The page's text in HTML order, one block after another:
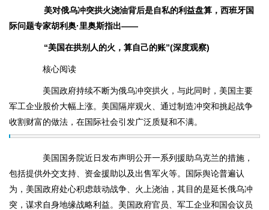
美对俄乌冲突拱火浇油背后是自私的利益盘算，西班牙国
际问题专家胡利奥·里奥斯指出——
“美国在拱别人的火，算自己的账”(深度观察)
核心阅读
美国政府持续不断为俄乌冲突拱火，与此同时，美国主要
军工企业股价大幅上涨。美国隔岸观火、通过制造冲突和挑起战争
收割财富的做法，在国际社会引发广泛质疑和不满。
美国国务院近日发布声明公开一系列援助乌克兰的措施，
包括提供外交支持、资金援助以及出售军火等。国际舆论普遍认
为，美国政府处心积虑鼓动战争、火上浇油，其目的是延长俄乌冲
突，谋求自身地缘战略利益。美国政府官员、军工企业和国会议员